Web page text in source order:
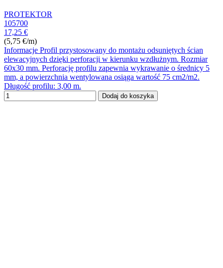
PROTEKTOR
105700
17,25 €
(5,75 €/m)
Informacje Profil przystosowany do montażu odsuniętych ścian
elewacyjnych dzięki perforacji w kierunku wzdłużnym. Rozmiar
60x30 mm. Perforację profilu zapewnia wykrawanie o średnicy 5
mm, a powierzchnia wentylowana osiąga wartość 75 cm2/m2.
Długość profilu: 3,00 m.
Dodaj do koszyka